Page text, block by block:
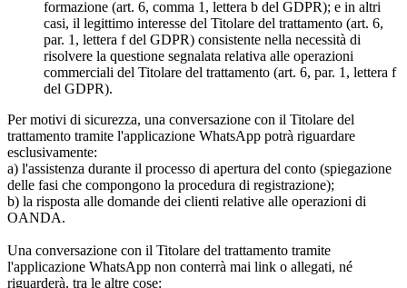
formazione (art. 6, comma 1, lettera b del GDPR); e in altri
casi, il legittimo interesse del Titolare del trattamento (art. 6,
par. 1, lettera f del GDPR) consistente nella necessità di
risolvere la questione segnalata relativa alle operazioni
commerciali del Titolare del trattamento (art. 6, par. 1, lettera f
del GDPR).
Per motivi di sicurezza, una conversazione con il Titolare del
trattamento tramite l'applicazione WhatsApp potrà riguardare
esclusivamente:
a) l'assistenza durante il processo di apertura del conto (spiegazione
delle fasi che compongono la procedura di registrazione);
b) la risposta alle domande dei clienti relative alle operazioni di
OANDA.
Una conversazione con il Titolare del trattamento tramite
l'applicazione WhatsApp non conterrà mai link o allegati, né
riguarderà, tra le altre cose: